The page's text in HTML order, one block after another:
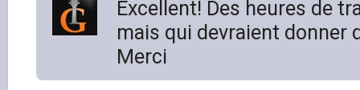
Excellent! Des heures de
mais qui devraient donner
Merci